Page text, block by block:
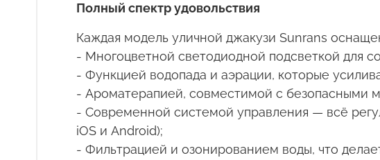
Полный спектр удовольствия
Каждая модель уличной джакузи Sunrans
- Многоцветной светодиодной подсветкой для
- Функцией водопада и аэрации, которые
- Ароматерапией, совместимой с безопасными
- Современной системой управления — всё
iOS и Android);
- Фильтрацией и озонированием воды, что